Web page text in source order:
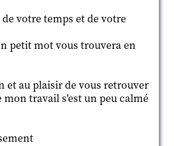
votre temps et de votre
petit mot vous trouvera en
et au plaisir de vous retrouver
travail s'est un peu calmé